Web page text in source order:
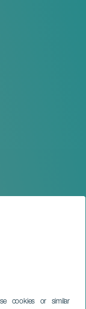
cookies or similar